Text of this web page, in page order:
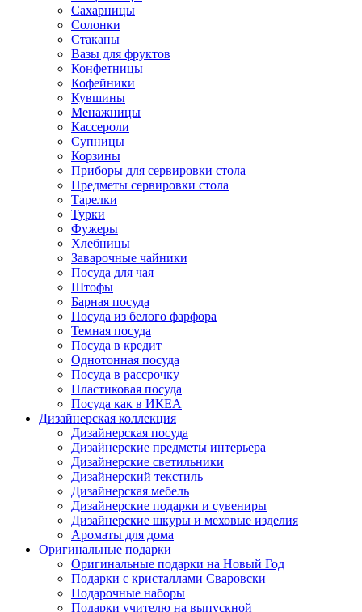
Сахарницы
Солонки
Стаканы
Вазы для фруктов
Конфетницы
Кофейники
Кувшины
Менажницы
Кассероли
Супницы
Корзины
Приборы для сервировки стола
Предметы сервировки стола
Тарелки
Турки
Фужеры
Хлебницы
Заварочные чайники
Посуда для чая
Штофы
Барная посуда
Посуда из белого фарфора
Темная посуда
Посуда в кредит
Однотонная посуда
Посуда в рассрочку
Пластиковая посуда
Посуда как в ИКЕА
Дизайнерская коллекция
Дизайнерская посуда
Дизайнерские предметы интерьера
Дизайнерские светильники
Дизайнерский текстиль
Дизайнерская мебель
Дизайнерские подарки и сувениры
Дизайнерские шкуры и меховые изделия
Ароматы для дома
Оригинальные подарки
Оригинальные подарки на Новый Год
Подарки с кристаллами Сваровски
Подарочные наборы
Подарки учителю на выпускной